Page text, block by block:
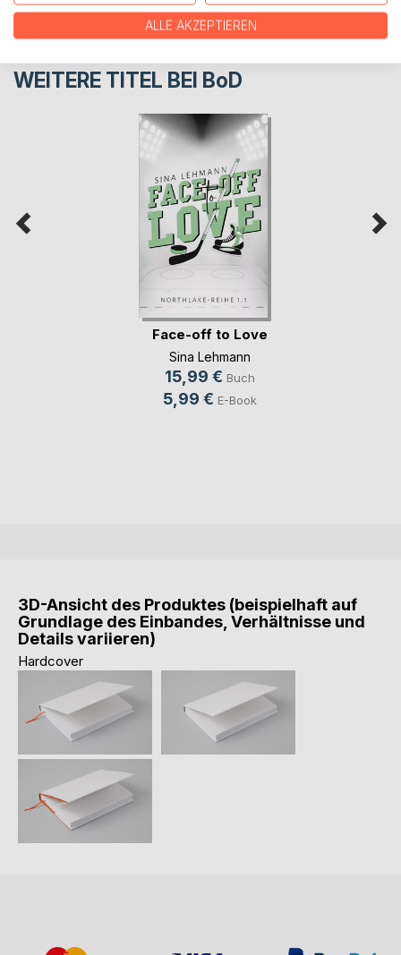
WEITERE TITEL BEI BoD
Face-off to Love
Sina Lehmann
15,99 € Buch
5,99 € E-Book
3D-Ansicht des Produktes (beispielhaft auf
Grundlage des Einbandes, Verhältnisse und
Details variieren)
Hardcover
ALLE AKZEPTIEREN